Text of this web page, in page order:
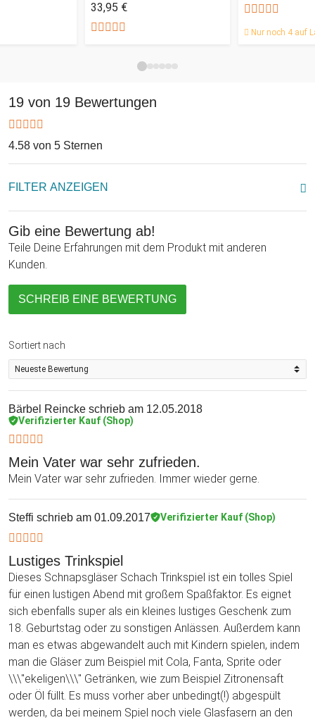
33,95 €
Nur noch 4 auf
19 von 19 Bewertungen
4.58 von 5 Sternen
FILTER ANZEIGEN
Gib eine Bewertung ab!
Teile Deine Erfahrungen mit dem Produkt mit anderen
Kunden.
SCHREIB EINE BEWERTUNG
Sortiert nach
Bärbel Reincke schrieb am 12.05.2018
Verifizierter Kauf (Shop)
Mein Vater war sehr zufrieden.
Mein Vater war sehr zufrieden. Immer wieder gerne.
Steffi schrieb am 01.09.2017 Verifizierter Kauf (Shop)
Lustiges Trinkspiel
Dieses Schnapsgläser Schach Trinkspiel ist ein tolles Spiel
für einen lustigen Abend mit großem Spaßfaktor. Es eignet
sich ebenfalls super als ein kleines lustiges Geschenk zum
18. Geburtstag oder zu sonstigen Anlässen. Außerdem kann
man es etwas abgewandelt auch mit Kindern spielen, indem
man die Gläser zum Beispiel mit Cola, Fanta, Sprite oder
\\\"ekeligen\\\" Getränken, wie zum Beispiel Zitronensaft
oder Öl füllt. Es muss vorher aber unbedingt(!) abgespült
werden, da bei meinem Spiel noch viele Glasfasern an den